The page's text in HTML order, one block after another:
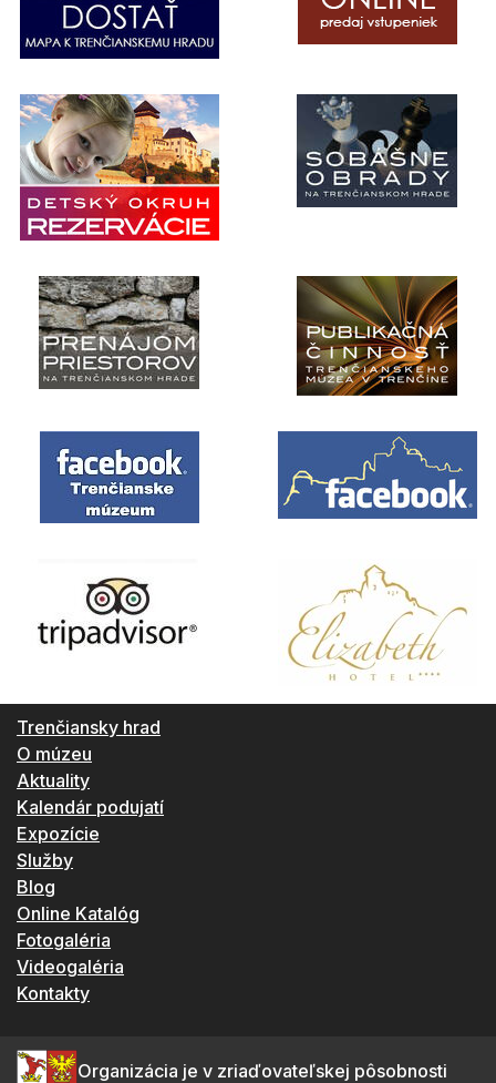
Trenčiansky hrad
O múzeu
Aktuality
Kalendár podujatí
Expozície
Služby
Blog
Online Katalóg
Fotogaléria
Videogaléria
Kontakty
Organizácia je v zriaďovateľskej pôsobnosti